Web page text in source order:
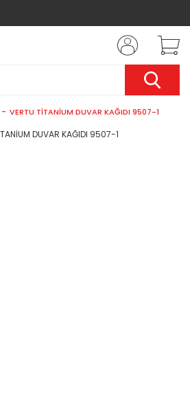
VERTU TİTANİUM DUVAR KAĞIDI 9507-1